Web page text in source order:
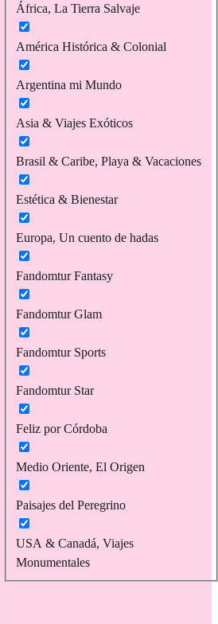
África, La Tierra Salvaje
América Histórica & Colonial
Argentina mi Mundo
Asia & Viajes Exóticos
Brasil & Caribe, Playa & Vacaciones
Estética & Bienestar
Europa, Un cuento de hadas
Fandomtur Fantasy
Fandomtur Glam
Fandomtur Sports
Fandomtur Star
Feliz por Córdoba
Medio Oriente, El Origen
Paisajes del Peregrino
USA & Canadá, Viajes
Monumentales